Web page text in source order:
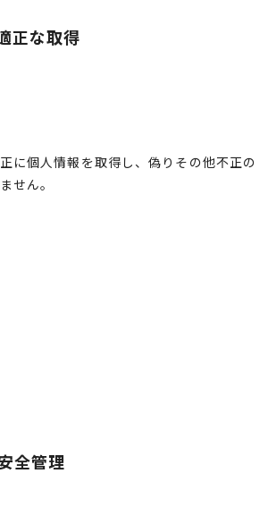
正な取得
に個人情報を取得し、偽りその他不正の
せん。
全管理